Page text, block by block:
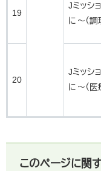
19
Jミッシ
に～（調
20
Jミッシ
に～（医
このページに関